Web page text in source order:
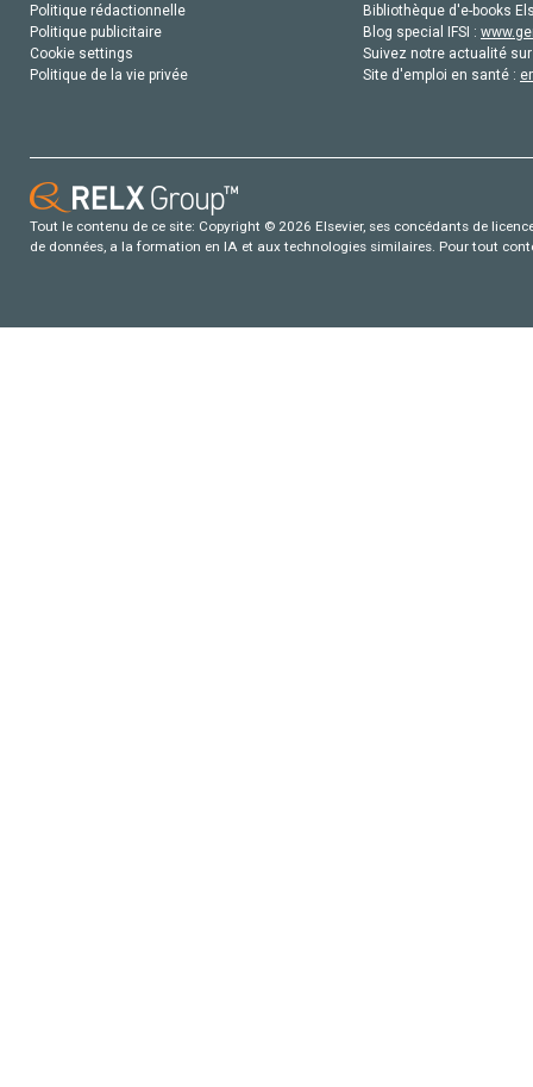
Politique rédactionnelle
Politique publicitaire
Cookie settings
Politique de la vie privée
Bibliothèque d'e-books
Blog special IFSI :
Suivez notre actualité
Site d'emploi en santé :
Tout le contenu de ce site: Copyright © 2026 Elsevier, ses concédants de
de données, a la formation en IA et aux technologies similaires. Pour tout